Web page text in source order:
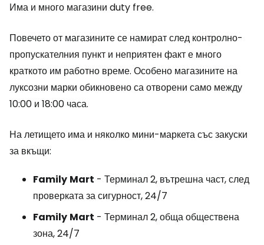
Има и много магазини duty free.
Повечето от магазините се намират след контролно-
пропускателния пункт и неприятен факт е много
краткото им работно време. Особено магазините на
луксозни марки обикновено са отворени само между
10:00 и 18:00 часа.
На летището има и няколко мини-маркета със закуски
за вкъщи:
Family Mart - Терминал 2, вътрешна част, след
проверката за сигурност, 24/7
Family Mart - Терминал 2, обща обществена
зона, 24/7